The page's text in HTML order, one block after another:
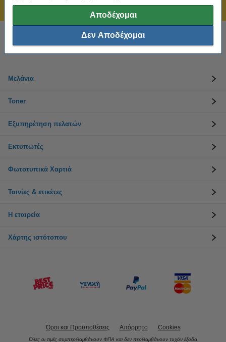
Αποδέχομαι
Δεν Αποδέχομαι
211 19 98 568
Χρειάζεσαι βοήθεια; Κάλεσε στο 211 19 98 568
Δευτέρα έως Παρασκευή: 10:00 π.μ. - 5:30 μ.μ
Μελάνια
Toner
Εξυπηρέτηση πελατών
Εκτυπωτές
Φωτοτυπικά Χαρτιά
Ταινίες & ετικέτες
Η εταιρεία
Χάρτης ιστότοπου
Όροι και Προϋποθέσεις Απόρρητο Cookies
Όλες οι τιμές συμπεριλαμβάνουν ΦΠΑ και δεν περιλαμβάνουν τυχόν έξοδα